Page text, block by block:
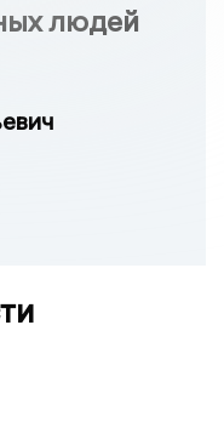
людей